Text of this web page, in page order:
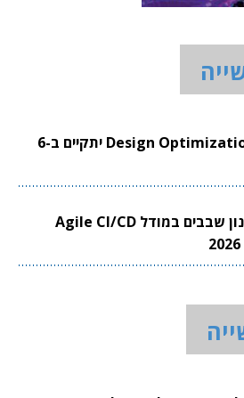
וובינר סינופסיס ל-Design Optimization יתקיים ב-6
וובינר סינופסיס לתכנון שבבים במודל Agile CI/CD